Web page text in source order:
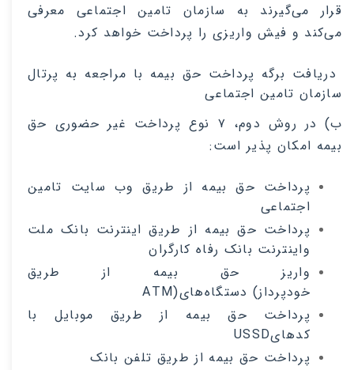
قرار می‌گیرند به سازمان تامین اجتماعی معرفی
می‌کند و فیش واریزی را پرداخت خواهد کرد.
دریافت برگه پرداخت حق بیمه با مراجعه به پرتال
سازمان تامین اجتماعی
ب) در روش دوم، ۷ نوع پرداخت غیر حضوری حق
بیمه امکان پذیر است:
پرداخت حق بیمه از طریق وب سایت تامین
اجتماعی
پرداخت حق بیمه از طریق ‌اینترنت بانک ملت
و‌اینترنت بانک رفاه کارگران
واریز حق بیمه از طریق
خودپرداز( دستگاه‌هایATM)
پرداخت حق بیمه از طریق موبایل با
کدهایUSSD
پرداخت حق بیمه از طریق تلفن بانک